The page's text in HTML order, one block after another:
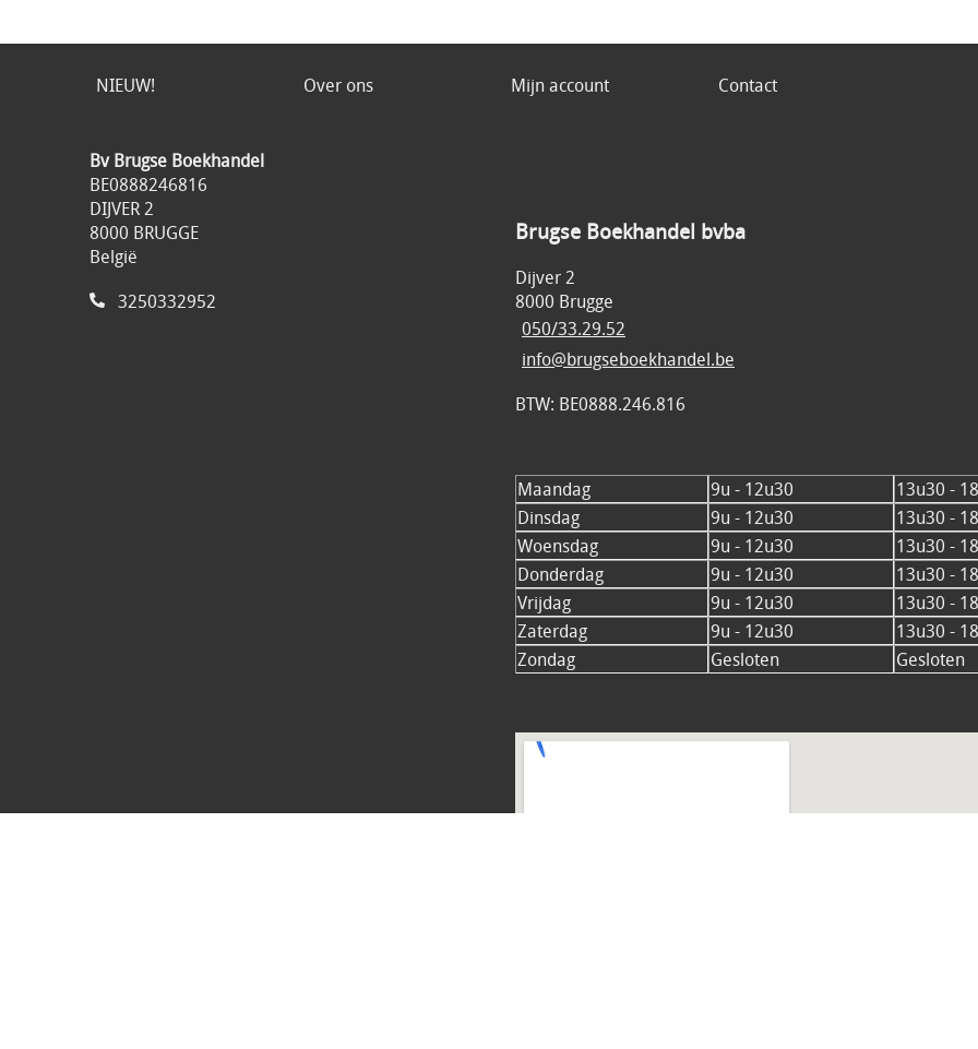
NIEUW! Over ons Mijn account Contact
Bv Brugse Boekhandel
BE0888246816
DIJVER 2
8000 BRUGGE
België
3250332952
Brugse Boekhandel bvba
Dijver 2
8000 Brugge
050/33.29.52
info@brugseboekhandel.be
BTW: BE0888.246.816
Maandag 9u - 12u30
13u30 -
Dinsdag
9u - 12u30
13u30 -
Woensdag
9u - 12u30
13u30 -
Donderdag
9u - 12u30
13u30 -
Vrijdag
9u - 12u30
13u30 -
Zaterdag
9u - 12u30
13u30 -
Zondag
Gesloten Gesloten